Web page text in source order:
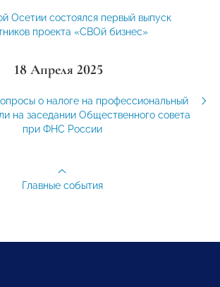
Осетии состоялся первый выпуск
проекта «СВОй бизнес»
18 Апреля 2025
о налоге на профессиональный
на заседании Общественного совета
при ФНС России
Главные события